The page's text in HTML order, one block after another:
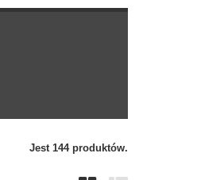
Jest 144 produktów.